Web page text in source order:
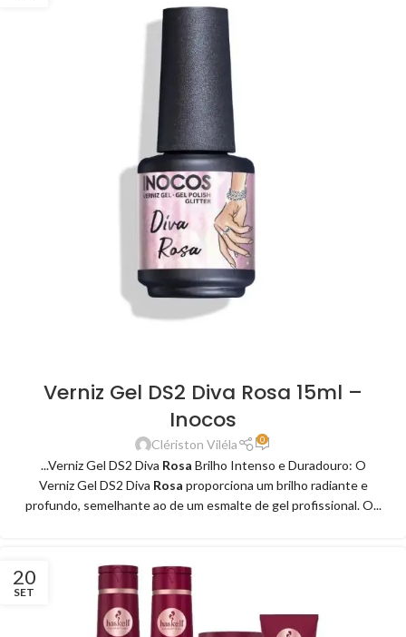
Verniz Gel DS2 Diva Rosa 15ml –
Inocos
Clériston Viléla 0
...Verniz Gel DS2 Diva Rosa Brilho Intenso e Duradouro: O
Verniz Gel DS2 Diva Rosa proporciona um brilho radiante e
profundo, semelhante ao de um esmalte de gel profissional. O...
20
SET